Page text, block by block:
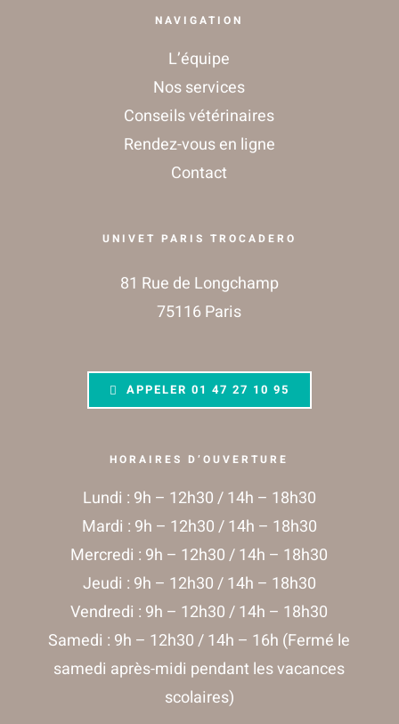
NAVIGATION
L’équipe
Nos services
Conseils vétérinaires
Rendez-vous en ligne
Contact
UNIVET PARIS TROCADERO
81 Rue de Longchamp
75116 Paris
APPELER01 47 27 10 95
HORAIRES D’OUVERTURE
Lundi : 9h – 12h30 / 14h – 18h30
Mardi : 9h – 12h30 / 14h – 18h30
Mercredi : 9h – 12h30 / 14h – 18h30
Jeudi : 9h – 12h30 / 14h – 18h30
Vendredi : 9h – 12h30 / 14h – 18h30
Samedi : 9h – 12h30 / 14h – 16h (Fermé le
samedi après-midi pendant les vacances
scolaires)